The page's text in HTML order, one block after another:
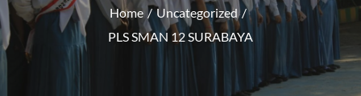
Home
Uncategorized
PLS SMAN 12 SURABAYA